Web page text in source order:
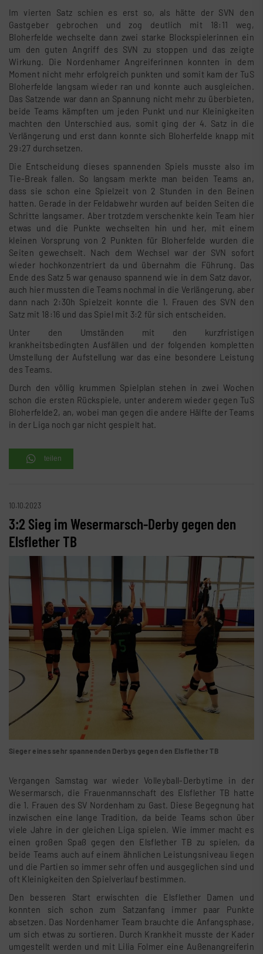
Im vierten Satz schien es erst so, als hätte der SVN den
Gastgeber gebrochen und zog deutlich mit 18:11 weg,
Bloherfelde wechselte dann zwei starke Blockspielerinnen ein
um den guten Angriff des SVN zu stoppen und das zeigte
Wirkung. Die Nordenhamer Angreiferinnen konnten in dem
Moment nicht mehr erfolgreich punkten und somit kam der TuS
Bloherfelde langsam wieder ran und konnte auch ausgleichen.
Das Satzende war dann an Spannung nicht mehr zu überbieten,
beide Teams kämpften um jeden Punkt und nur Kleinigkeiten
machten den Unterschied aus, somit ging der 4. Satz in die
Verlängerung und erst dann konnte sich Bloherfelde knapp mit
29:27 durchsetzen.
Die Entscheidung dieses spannenden Spiels musste also im
Tie-Break fallen. So langsam merkte man beiden Teams an,
dass sie schon eine Spielzeit von 2 Stunden in den Beinen
hatten. Gerade in der Feldabwehr wurden auf beiden Seiten die
Schritte langsamer. Aber trotzdem verschenkte kein Team hier
etwas und die Punkte wechselten hin und her, mit einem
kleinen Vorsprung von 2 Punkten für Bloherfelde wurden die
Seiten gewechselt. Nach dem Wechsel war der SVN sofort
wieder hochkonzentriert da und übernahm die Führung. Das
Ende des Satz 5 war genauso spannend wie in dem Satz davor,
auch hier mussten die Teams nochmal in die Verlängerung, aber
dann nach 2:30h Spielzeit konnte die 1. Frauen des SVN den
Satz mit 18:16 und das Spiel mit 3:2 für sich entscheiden.
Unter den Umständen mit den kurzfristigen
krankheitsbedingten Ausfällen und der folgenden kompletten
Umstellung der Aufstellung war das eine besondere Leistung
des Teams.
Durch den völlig krummen Spielplan stehen in zwei Wochen
schon die ersten Rückspiele, unter anderem wieder gegen TuS
Bloherfelde2, an, wobei man gegen die andere Hälfte der Teams
in der Liga noch gar nicht gespielt hat.
teilen
10.10.2023
3:2 Sieg im Wesermarsch-Derby gegen den
Elsflether TB
Sieger eines sehr spannenden Derbys gegen den Elsflether TB
Vergangen Samstag war wieder Volleyball-Derbytime in der
Wesermarsch, die Frauenmannschaft des Elsflether TB hatte
die 1. Frauen des SV Nordenham zu Gast. Diese Begegnung hat
inzwischen eine lange Tradition, da beide Teams schon über
viele Jahre in der gleichen Liga spielen. Wie immer macht es
einen großen Spaß gegen den Elsflether TB zu spielen, da
beide Teams auch auf einem ähnlichen Leistungsniveau liegen
und die Partien so immer sehr offen und ausgeglichen sind und
oft Kleinigkeiten den Spielverlauf bestimmen.
Den besseren Start erwischten die Elsflether Damen und
konnten sich schon zum Satzanfang immer paar Punkte
absetzen. Das Nordenhamer Team brauchte die Anfangsphase,
um sich etwas zu sortieren. Durch Krankheit musste der Kader
umgestellt werden und mit Lilia Folmer eine Außenangreiferin